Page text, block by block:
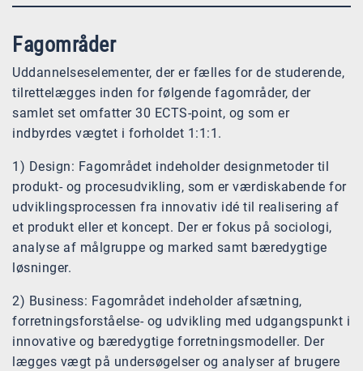
Fagområder
Uddannelseselementer, der er fælles for de studerende,
tilrettelægges inden for følgende fagområder, der
samlet set omfatter 30 ECTS-point, og som er
indbyrdes vægtet i forholdet 1:1:1.
1) Design: Fagområdet indeholder designmetoder til
produkt- og procesudvikling, som er værdiskabende for
udviklingsprocessen fra innovativ idé til realisering af
et produkt eller et koncept. Der er fokus på sociologi,
analyse af målgruppe og marked samt bæredygtige
løsninger.
2) Business: Fagområdet indeholder afsætning,
forretningsforståelse- og udvikling med udgangspunkt i
innovative og bæredygtige forretningsmodeller. Der
lægges vægt på undersøgelser og analyser af brugere